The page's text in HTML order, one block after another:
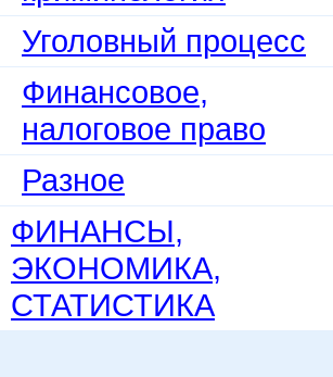
Уголовный процесс
Финансовое,
налоговое право
Разное
ФИНАНСЫ,
ЭКОНОМИКА,
СТАТИСТИКА